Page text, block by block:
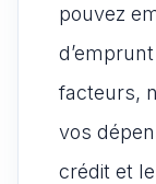
pouvez
facteurs,
vos
crédit et